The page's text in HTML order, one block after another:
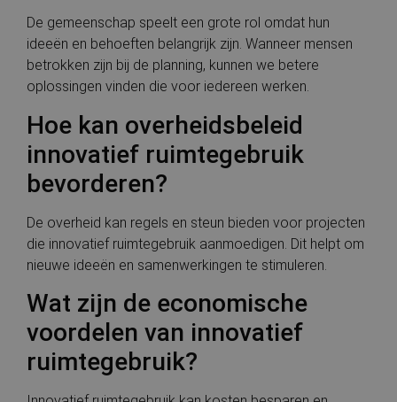
De gemeenschap speelt een grote rol omdat hun
ideeën en behoeften belangrijk zijn. Wanneer mensen
betrokken zijn bij de planning, kunnen we betere
oplossingen vinden die voor iedereen werken.
Hoe kan overheidsbeleid
innovatief ruimtegebruik
bevorderen?
De overheid kan regels en steun bieden voor projecten
die innovatief ruimtegebruik aanmoedigen. Dit helpt om
nieuwe ideeën en samenwerkingen te stimuleren.
Wat zijn de economische
voordelen van innovatief
ruimtegebruik?